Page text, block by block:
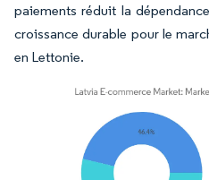
paiements réduit la
croissance durable pour le
en Lettonie.